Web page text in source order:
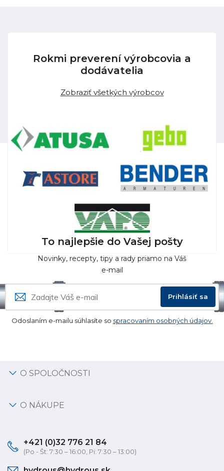
Rokmi preverení výrobcovia a
dodávatelia
Zobraziť všetkých výrobcov
To najlepšie do Vašej pošty
Novinky, recepty, tipy a rady priamo na Váš
e-mail
Prihlásiť sa
Odoslaním e-mailu súhlasíte so spracovaním osobných údajov.
O SPOLOČNOSTI
O NÁKUPE
+421 (0)32 776 21 84
(Po - Št: 7:30 – 16:00, Pi: 7:30 – 13:00)